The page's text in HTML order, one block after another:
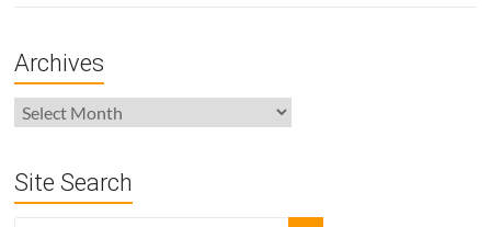
Archives
Archives
Site Search